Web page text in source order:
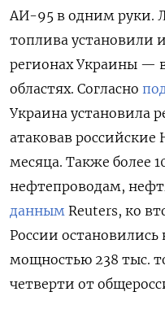
АИ-95 в одним руки.
топлива установили
регионах Украины —
областях. Согласно
Украина установила
атаковав российские
месяца. Также более
нефтепроводам,
данным Reuters, ко
России
мощностью 238 тыс.
четверти от